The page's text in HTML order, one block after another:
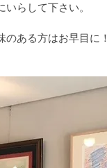
らして下さい。
ある方はお早目に！